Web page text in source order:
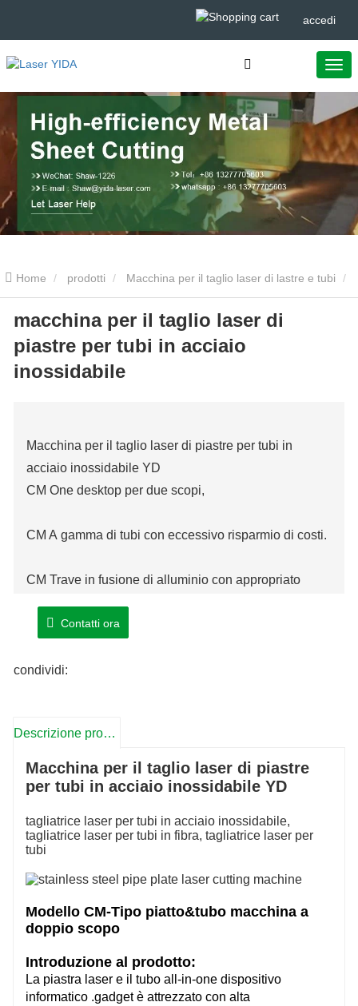
accedi
Home prodotti Macchina per il taglio laser di lastre e tubi
macchina per il taglio laser di piastre per tubi in acciaio inossidabile
macchina per il taglio laser di
piastre per tubi in acciaio
inossidabile
Macchina per il taglio laser di piastre per tubi in
acciaio inossidabile YD
CM One desktop per due scopi,
CM A gamma di tubi con eccessivo risparmio di costi.
CM Trave in fusione di alluminio con appropriato
Letto di saldatura CM, con maggiore precisione
complessive e eccessiva stabilità.
Contatti ora
condividi:
Descrizione prodotto
Macchina per il taglio laser di piastre
per tubi in acciaio inossidabile YD
tagliatrice laser per tubi in acciaio inossidabile,
tagliatrice laser per tubi in fibra, tagliatrice laser per
tubi
Modello CM-Tipo piatto&tubo macchina a
doppio scopo
Introduzione al prodotto:
La piastra laser e il tubo all-in-one dispositivo
informatico .gadget è attrezzato con alta